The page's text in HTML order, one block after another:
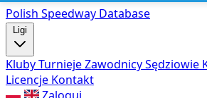
Polish Speedway Database
Ligi
KlubyTurniejeZawodnicySędziowie
Licencje Kontakt